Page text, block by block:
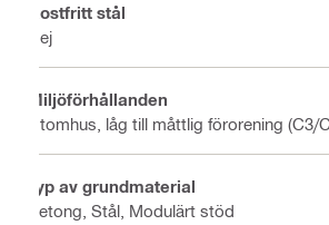
Rostfritt stål
Nej
Miljöförhållanden
Utomhus, låg till måttlig förorening (C3/
Typ av grundmaterial
Betong, Stål, Modulärt stöd